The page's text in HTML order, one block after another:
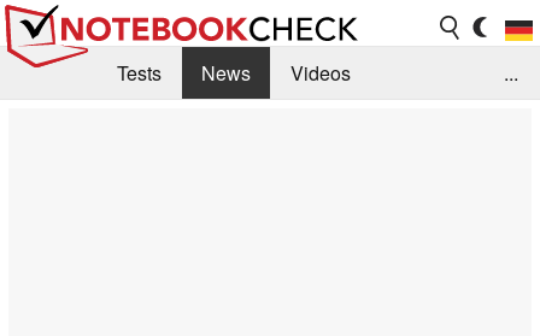
Tests News
Videos
...